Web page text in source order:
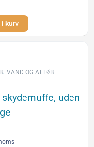
kurv
,VAND OG AFLØB
uden